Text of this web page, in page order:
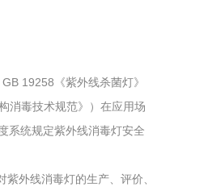
19258《紫外线杀菌灯》
消毒技术规范》）在应用场
系统规定紫外线消毒灯安全
外线消毒灯的生产、评价、